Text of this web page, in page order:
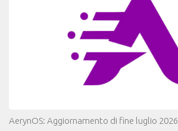
AerynOS: Aggiornamento di fine luglio 2026